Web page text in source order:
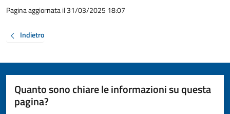
Pagina aggiornata il 31/03/2025 18:07
Indietro
Quanto sono chiare le informazioni su questa
pagina?